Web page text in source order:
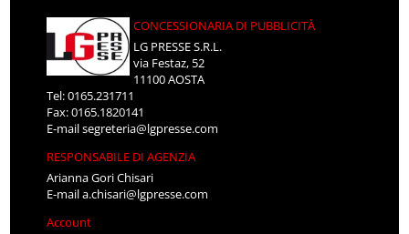
CONCESSIONARIA DI PUBBLICITÀ
LG PRESSE S.R.L.
via Festaz, 52
11100 AOSTA
Tel: 0165.231711
Fax: 0165.1820141
E-mailsegreteria@lgpresse.com
RESPONSABILE DI AGENZIA
Arianna Gori Chisari
E-maila.chisari@lgpresse.com
Account